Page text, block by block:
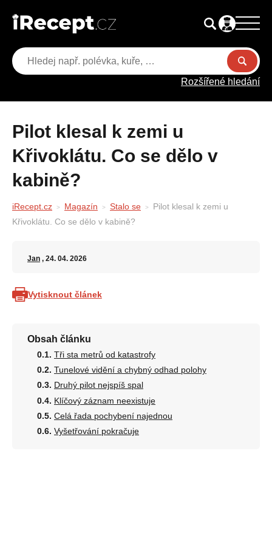
Rozšířené hledání
Pilot klesal k zemi u
Křivoklátu. Co se dělo v
kabině?
iRecept.cz Magazín Stalo se
Pilot klesal k zemi u
Křivoklátu. Co se dělo v kabině?
Jan , 24. 04. 2026
Vytisknout článek
Obsah článku
Tři sta metrů od katastrofy
Tunelové vidění a chybný odhad polohy
Druhý pilot nejspíš spal
Klíčový záznam neexistuje
Celá řada pochybení najednou
Vyšetřování pokračuje